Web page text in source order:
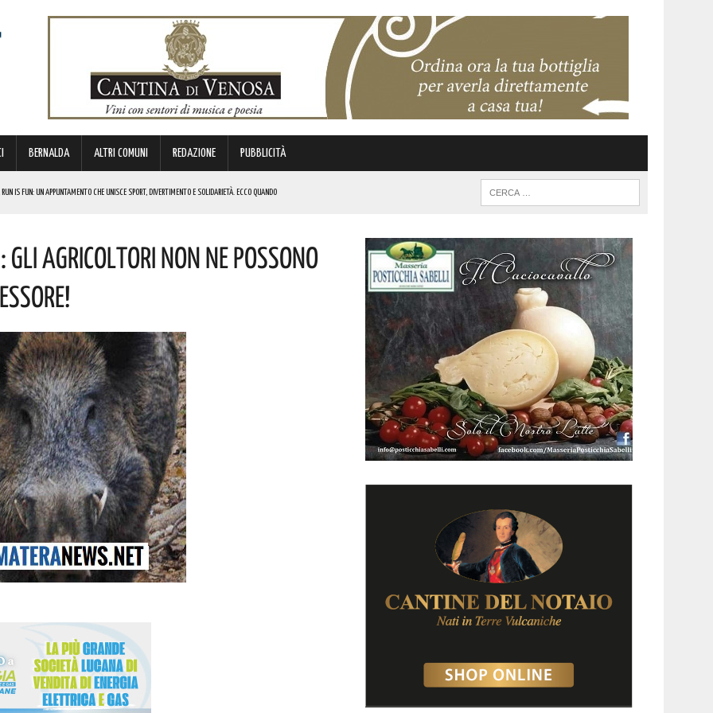
BERNALDA ALTRI COMUNI REDAZIONE PUBBLICITÀ
IS FUN: UN APPUNTAMENTO CHE UNISCE SPORT, DIVERTIMENTO E SOLIDARIETÀ. ECCO QUANDO
ECCO LE DATE
E LA SICUREZZA. QUESTI GLI INTERVENTI IN CORSO
Agricoltori Non Ne Possono